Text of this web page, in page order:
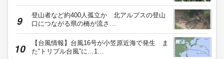
登山者など約400人孤立か 北アルプスの登山
口につながる県の橋が流さ…
【台風情報】台風16号が小笠原近海で発生 ま
た“トリプル台風”に…1…